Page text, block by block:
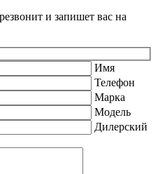
и запишет вас на
Имя
Телефон
Марка
Модель
Дилерский